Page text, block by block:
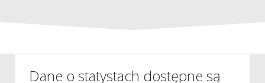
Dane o statystach dostępne są